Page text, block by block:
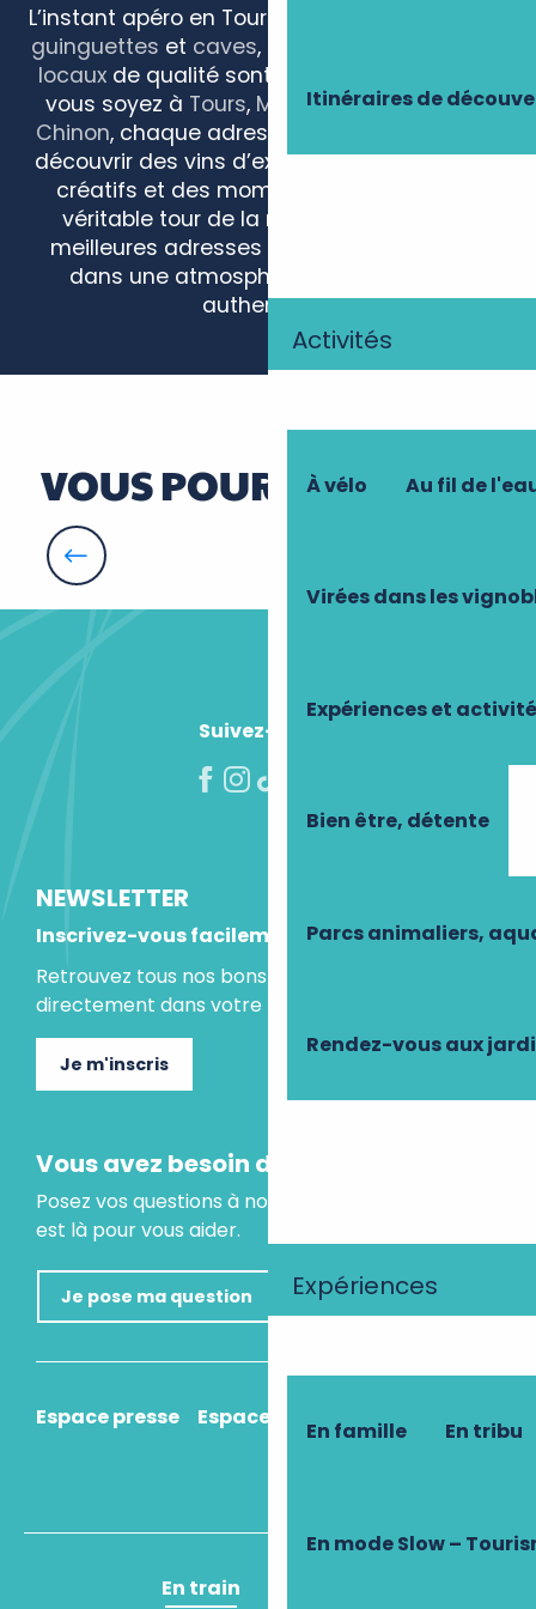
Itinéraires de
Activités
À vélo Au fil de
Virées dans les
Expériences et
Bien être, détente
Parcs animaliers,
Rendez-vous aux
Expériences
En famille En tribu
En mode Slow –
L’instant apéro en Touraine ! Entre bars à vins,
guinguettes et caves, convivialité et
locaux de qualité sont au rendez-vous. Que
vous soyez à Tours, Montlouis,Amboiseou
Chinon, chaque adresse est une invitation à
découvrir des vins d’exception, des cocktails
créatifs et des moments de partage. Un
véritable tour de la région à travers ses
meilleures adresses pour un apéro réussi,
dans une atmosphère chaleureuse et
authentique.
The Pale
Tours sur Loire - Guinguette
Le Shaker
Guinguette de Hommes - Lac d'Hommes
VOUS POURRIEZ AIMER
Suivez-nous !
NEWSLETTER
Inscrivez-vous facilement
Retrouvez tous nos bons plans et idées séjours
directement dans votre boite mail.
Je m'inscris
Vous avez besoin d'un conseil ?
Posez vos questions à notre assistant virtuel, il
est là pour vous aider.
Je pose ma question
Espace presse Espace pro Comment venir ?
En train